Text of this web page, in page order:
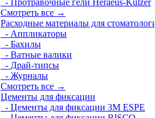
- Протравочные гели Heraeus-Kulzer
Смотреть все →
Расходные материалы для
- Аппликаторы
- Бахилы
- Ватные валики
- Драй-типсы
- Журналы
Смотреть все →
Цементы для фиксации
- Цементы для фиксации 3M ESPE